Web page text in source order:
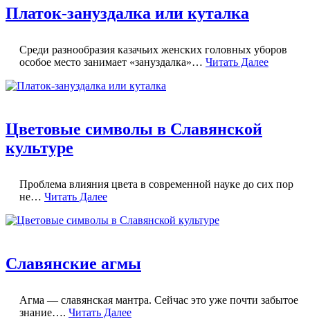
Платок-зануздалка или куталка
Среди разнообразия казачьих женских головных уборов
особое место занимает «зануздалка»… Читать Далее
Цветовые символы в Славянской
культуре
Проблема влияния цвета в современной науке до сих пор
не… Читать Далее
Славянские агмы
Агма — славянская мантра. Сейчас это уже почти забытое
знание…. Читать Далее